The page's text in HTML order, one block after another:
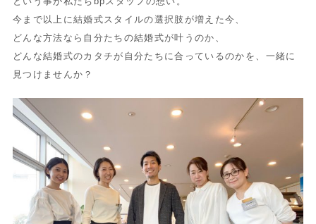
今まで以上に結婚式スタイルの選択肢が増えた今、
どんな方法なら自分たちの結婚式が叶うのか、
どんな結婚式のカタチが自分たちに合っているのかを、一緒に
見つけませんか？